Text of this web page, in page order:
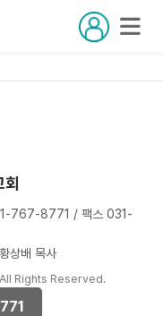
767-8771 / 팩스 031-
상배 목사
Rights Reserved.